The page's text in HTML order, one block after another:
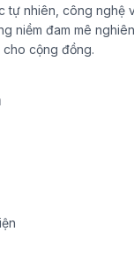
tự nhiên, công nghệ
niềm đam mê
cộng đồng.